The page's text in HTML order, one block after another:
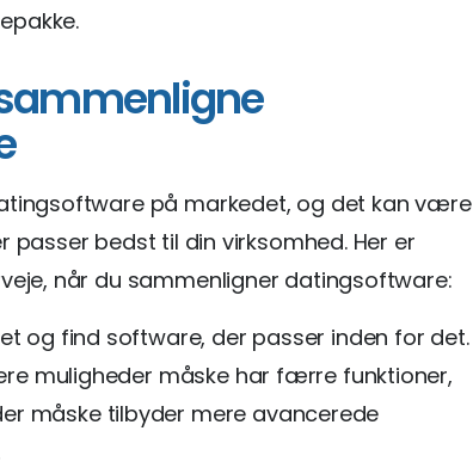
på markedet, og det kan være
bedst til din virksomhed. Her er
når du sammenligner datingsoftware:
og find software, der passer inden for det.
muligheder måske har færre funktioner,
måske tilbyder mere avancerede